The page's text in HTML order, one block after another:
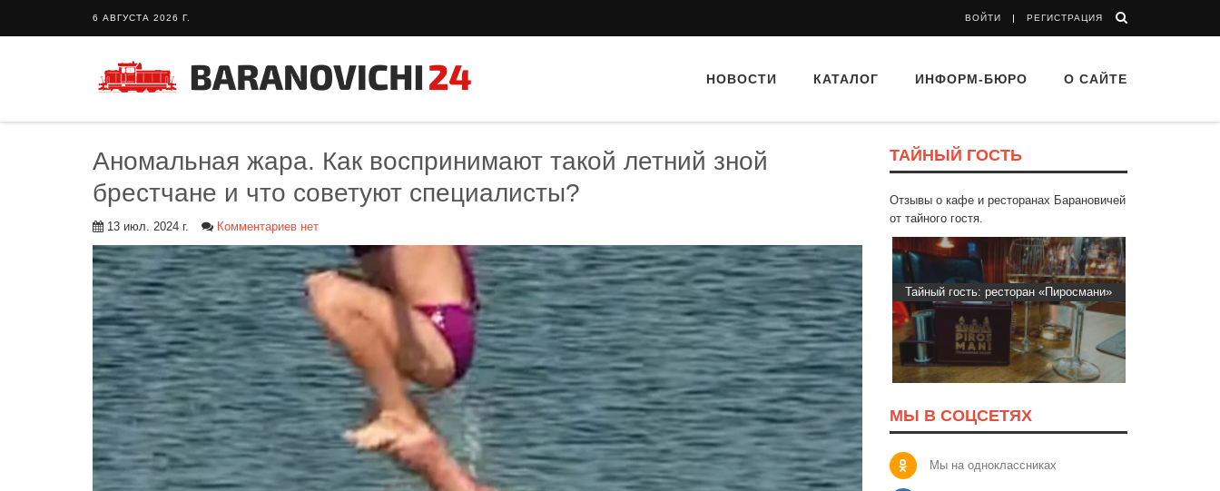
6 АВГУСТА 2026 Г. ВОЙТИ РЕГИСТРАЦИЯ
НОВОСТИ КАТАЛОГ ИНФОРМ-БЮРО О САЙТЕ
Аномальная жара. Как воспринимают такой летний зной
брестчане и что советуют специалисты?
13 июл. 2024 г. Комментариев нет
ТАЙНЫЙ ГОСТЬ
Отзывы о кафе и ресторанах Барановичей
от тайного гостя.
Тайный гость: доставка Капибара Тайный гость: ресторан «Пиросмани»
МЫ В СОЦСЕТЯХ
Мы на одноклассниках